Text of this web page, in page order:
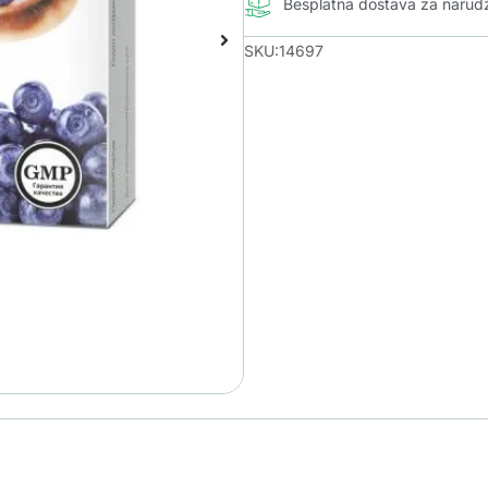
Besplatna dostava za
SKU:14697